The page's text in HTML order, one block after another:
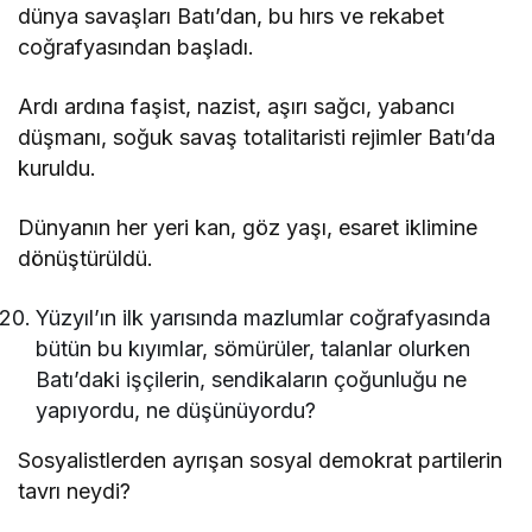
dünya savaşları Batı’dan, bu hırs ve rekabet
coğrafyasından başladı.
Ardı ardına faşist, nazist, aşırı sağcı, yabancı
düşmanı, soğuk savaş totalitaristi rejimler Batı’da
kuruldu.
Dünyanın her yeri kan, göz yaşı, esaret iklimine
dönüştürüldü.
Yüzyıl’ın ilk yarısında mazlumlar coğrafyasında
bütün bu kıyımlar, sömürüler, talanlar olurken
Batı’daki işçilerin, sendikaların çoğunluğu ne
yapıyordu, ne düşünüyordu?
Sosyalistlerden ayrışan sosyal demokrat partilerin
tavrı neydi?